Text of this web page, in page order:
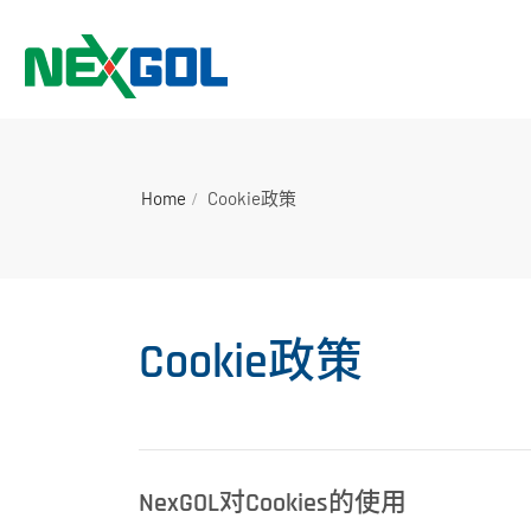
Home Cookie政策
Cookie政策
NexGOL对Cookies的使用